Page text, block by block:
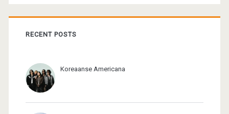
RECENT POSTS
Koreaanse Americana